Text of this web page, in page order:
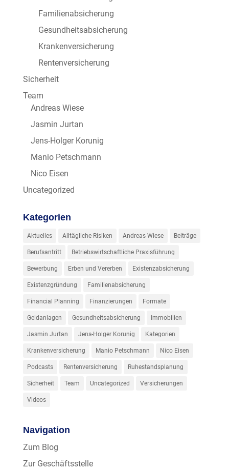
Familienabsicherung
Gesundheitsabsicherung
Krankenversicherung
Rentenversicherung
Sicherheit
Team
Andreas Wiese
Jasmin Jurtan
Jens-Holger Korunig
Manio Petschmann
Nico Eisen
Uncategorized
Kategorien
Aktuelles Alltägliche Risiken Andreas Wiese Beiträge
Berufsantritt Betriebswirtschaftliche Praxisführung
Bewerbung Erben und Vererben Existenzabsicherung
Existenzgründung Familienabsicherung
Financial Planning Finanzierungen Formate
Geldanlagen Gesundheitsabsicherung Immobilien
Jasmin Jurtan Jens-Holger Korunig Kategorien
Krankenversicherung Manio Petschmann Nico Eisen
Podcasts Rentenversicherung Ruhestandsplanung
Sicherheit Team Uncategorized Versicherungen
Videos
Navigation
Zum Blog
Zur Geschäftsstelle